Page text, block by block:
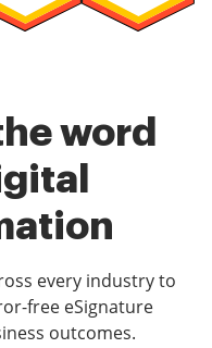
word
every industry to
free eSignature
outcomes.